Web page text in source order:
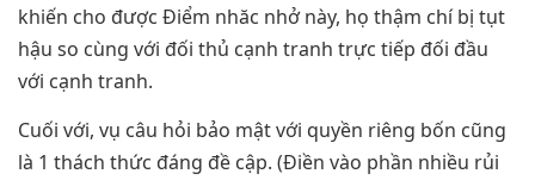
khiến cho được Điểm nhăc nhở này, họ thậm chí bị tụt
hậu so cùng với đối thủ cạnh tranh trực tiếp đối đầu
với cạnh tranh.
Cuối với, vụ câu hỏi bảo mật với quyền riêng bốn cũng
là 1 thách thức đáng đề cập. (Điền vào phần nhiều rủi